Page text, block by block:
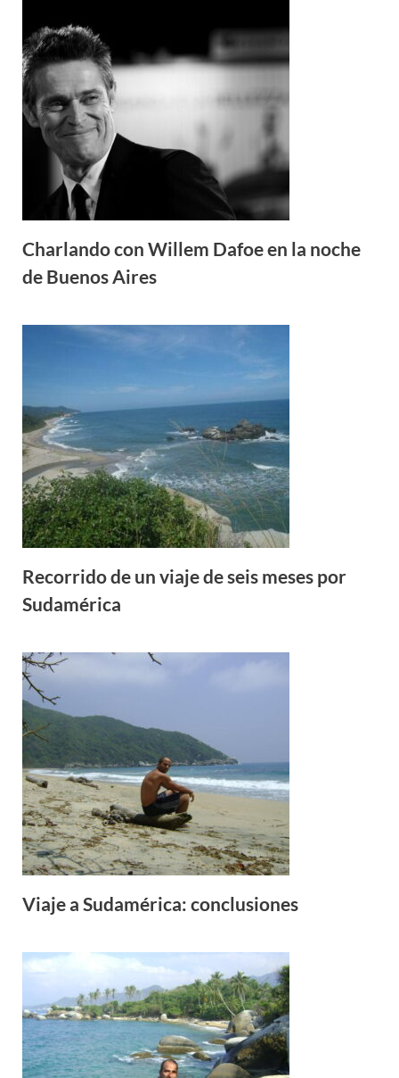
Charlando con Willem Dafoe en la noche
de Buenos Aires
Recorrido de un viaje de seis meses por
Sudamérica
Viaje a Sudamérica: conclusiones